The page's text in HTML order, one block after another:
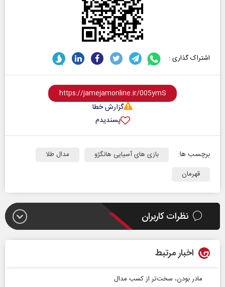
اشتراک گذاری :
گزارش خطا
پسندیدم
برچسب ها: بازی های آسیایی هانگژو
مدال طلا
قهرمان
نظرات کاربران
اخبار مرتبط
مادر بودن، سخت‌تر از کسب مدال